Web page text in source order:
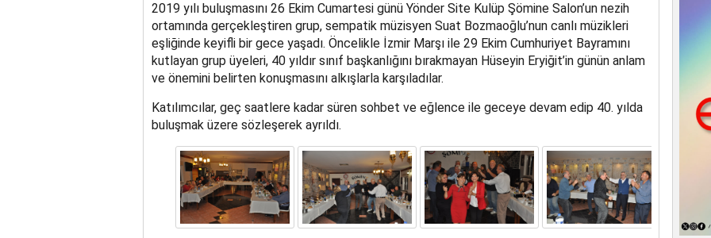
2019 yılı buluşmasını 26 Ekim Cumartesi günü Yönder Site Kulüp Şömine Salon’un nezih
ortamında gerçekleştiren grup, sempatik müzisyen Suat Bozmaoğlu’nun canlı müzikleri
eşliğinde keyifli bir gece yaşadı. Öncelikle İzmir Marşı ile 29 Ekim Cumhuriyet Bayramını
kutlayan grup üyeleri, 40 yıldır sınıf başkanlığını bırakmayan Hüseyin Eryiğit’in günün anlam
ve önemini belirten konuşmasını alkışlarla karşıladılar.
Katılımcılar, geç saatlere kadar süren sohbet ve eğlence ile geceye devam edip 40. yılda
buluşmak üzere sözleşerek ayrıldı.